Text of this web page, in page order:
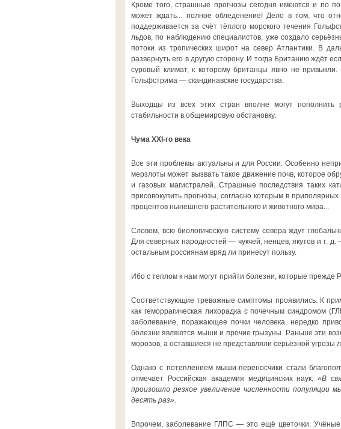
Кроме того, страшные прогнозы сегодня имеются и по
может ждать... полное обледенение! Дело в том, что
поддерживается за счёт тёплого морского течения
льдов, по наблюдению специалистов, уже создало
потоки из тропических широт на север Атлантики. В
развернуть его в другую сторону. И тогда Британию ждёт
суровый климат, к которому британцы явно не
Гольфстрима — скандинавские государства.
Выходцы из всех этих стран вполне могут пополнить
стабильности в общемировую обстановку.
Чума XXI-го века
Все эти проблемы актуальны и для России. Особенно
мерзлоты может вызвать такое движение почв, которое
и газовых магистралей. Страшные последствия таких
присовокупить прогнозы, согласно которым в
процентов нынешнего растительного и животного мира...
Словом, всю биологическую систему севера ждут
Для северных народностей — чукчей, ненцев, якутов и т.
остальным россиянам вряд ли принесут пользу.
Ибо с теплом к нам могут прийти болезни, которые прежде
Соответствующие тревожные симптомы проявились. К
как геморрагическая лихорадка с почечным синдромом
заболевание, поражающее почки человека, нередко
болезни являются мыши и прочие грызуны. Раньше эти
морозов, а оставшиеся не представляли серьёзной угрозы
Однако с потеплением мыши-переносчики стали
отмечает Российская академия медицинских наук:«В
произошло резкое увеличение численности популяции
десять раз».
Впрочем, заболевание ГЛПС — это ещё цветочки. Учёные